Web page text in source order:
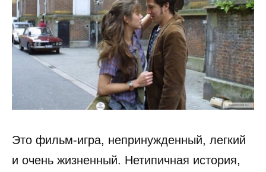
Это фильм-игра, непринужденный, легкий
и очень жизненный. Нетипичная история,